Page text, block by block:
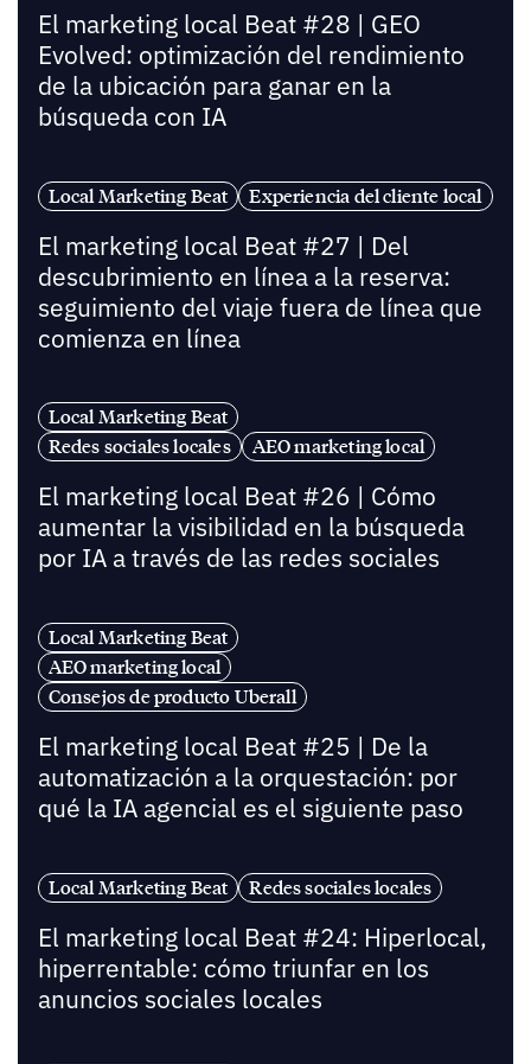
El marketing local Beat #28 | GEO
Evolved: optimización del rendimiento
de la ubicación para ganar en la
búsqueda con IA
Local Marketing Beat Experiencia del cliente local
El marketing local Beat #27 | Del
descubrimiento en línea a la reserva:
seguimiento del viaje fuera de línea que
comienza en línea
Local Marketing Beat
Redes sociales locales
AEO marketing local
El marketing local Beat #26 | Cómo
aumentar la visibilidad en la búsqueda
por IA a través de las redes sociales
Local Marketing Beat
AEO marketing local
Consejos de producto Uberall
El marketing local Beat #25 | De la
automatización a la orquestación: por
qué la IA agencial es el siguiente paso
Local Marketing Beat Redes sociales locales
El marketing local Beat #24: Hiperlocal,
hiperrentable: cómo triunfar en los
anuncios sociales locales